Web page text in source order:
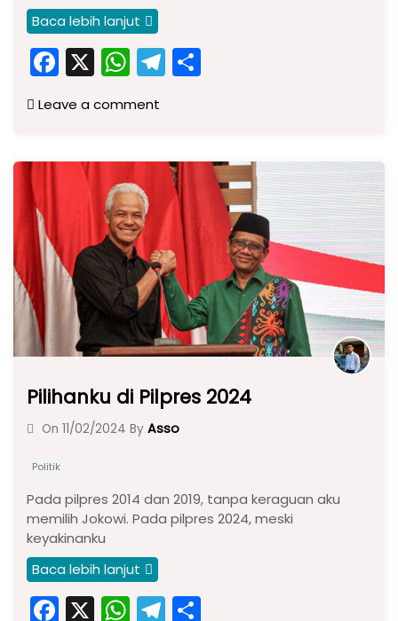
Baca lebih lanjut
F
a
c
b
o
k
X W
h
a
A
p
p
T
el
a
m
Leave a comment
Pilihanku di Pilpres 2024
On 11/02/2024 By Asso
Politik
Pada pilpres 2014 dan 2019, tanpa keraguan aku
memilih Jokowi. Pada pilpres 2024, meski
keyakinanku
Baca lebih lanjut
F X W T